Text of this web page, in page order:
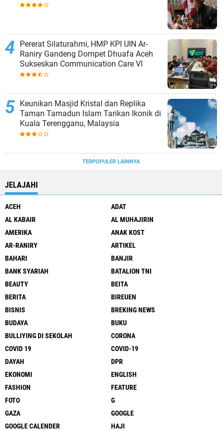
Pererat Silaturahmi, HMP KPI UIN Ar-
Raniry Gandeng Dompet Dhuafa Aceh
Sukseskan Communication Care VI
Keunikan Masjid Kristal dan Replika
Taman Tamadun Islam Tarikan Ikonik di
Kuala Terengganu, Malaysia
TERPOPULER LAINNYA
JELAJAHI
ACEH
ADAT
AL KABAIR
AL MUHAJIRIN
AMERIKA
ANAK KOST
AR-RANIRY
ARTIKEL
BAHARI
BANJIR
BANK SYARIAH
BATALION TNI
BEAUTY
BEITA
BERITA
BIREUEN
BISNIS
BREKING NEWS
BUDAYA
BUKU
BULLIYING DI SEKOLAH
CORONA
COVID 19
COVID-19
DAYAH
DPR
EKONOMI
ENGLISH
FASHION
FEATURE
FOTO
G
GAZA
GOOGLE
GOOGLE CALENDER
HAJI